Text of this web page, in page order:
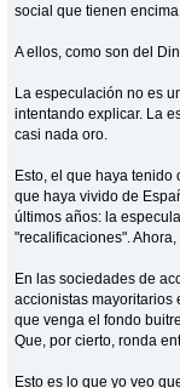
social que tienen
A ellos, como son del
La especulación no es
intentando explicar. La
casi nada oro.
Esto, el que haya
que haya vivido de
últimos años: la
"recalificaciones".
En las sociedades de
accionistas mayoritarios
que venga el fondo
Que, por cierto, ronda
Esto es lo que yo veo